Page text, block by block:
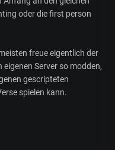
oder die first person
freue eigentlich der
eigenen Server so modden,
gescripteten
spielen kann.